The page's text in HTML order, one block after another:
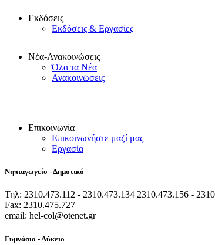
Εκδόσεις
Εκδόσεις & Εργασίες
Νέα-Ανακοινώσεις
Όλα τα Νέα
Ανακοινώσεις
Επικοινωνία
Επικοινωνήστε μαζί μας
Εργασία
Νηπιαγωγείο - Δημοτικό
Τηλ: 2310.473.112 - 2310.473.134 2310.473.156 -
Fax: 2310.475.727
email: hel-col@otenet.gr
Γυμνάσιο - Λύκειο